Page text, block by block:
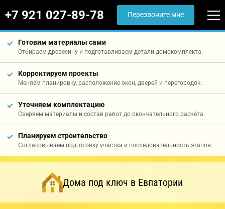
+7 921 027-89-78 Перезвоните мне
Готовим материалы сами
Отбираем древесину и подготавливаем детали домокомплекта.
Корректируем проекты
Меняем планировку, расположение окон, дверей и перегородок.
Уточняем комплектацию
Сверяем материалы и состав работ до окончательного расчёта.
Планируем строительство
Согласовываем подготовку участка и последовательность этапов.
Дома под ключ в Евпатории